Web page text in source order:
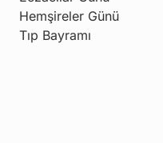
Hemşireler Günü
Tıp Bayramı